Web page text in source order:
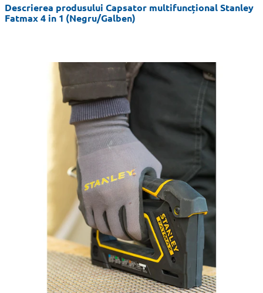
Descrierea produsului Capsator multifuncțional Stanley
Fatmax 4 in 1 (Negru/Galben)